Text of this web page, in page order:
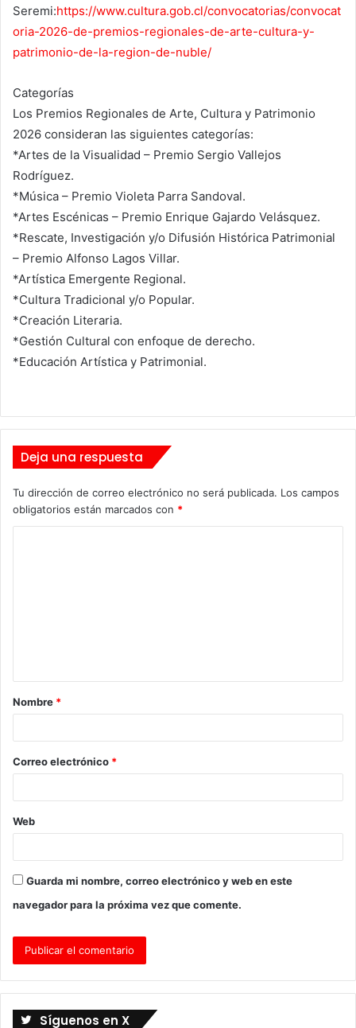
Seremi:https://www.cultura.gob.cl/convocatorias/convocat
oria-2026-de-premios-regionales-de-arte-cultura-y-
patrimonio-de-la-region-de-nuble/
Categorías
Los Premios Regionales de Arte, Cultura y Patrimonio
2026 consideran las siguientes categorías:
*Artes de la Visualidad – Premio Sergio Vallejos
Rodríguez.
*Música – Premio Violeta Parra Sandoval.
*Artes Escénicas – Premio Enrique Gajardo Velásquez.
*Rescate, Investigación y/o Difusión Histórica Patrimonial
– Premio Alfonso Lagos Villar.
*Artística Emergente Regional.
*Cultura Tradicional y/o Popular.
*Creación Literaria.
*Gestión Cultural con enfoque de derecho.
*Educación Artística y Patrimonial.
Deja una respuesta
Tu dirección de correo electrónico no será publicada. Los campos
obligatorios están marcados con *
a
r
*
Nombre *
Correo electrónico *
Web
Guarda mi nombre, correo electrónico y web en este
navegador para la próxima vez que comente.
Síguenos en X